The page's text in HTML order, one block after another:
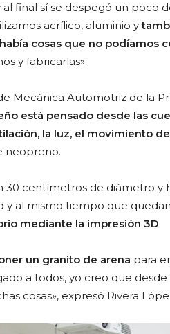
final sí se despegó un poco
acrílico, aluminio y
cosas que no podíamos
y fabricarlas».
Mecánica Automotriz de la
está pensado desde las
la luz, el movimiento
neopreno.
30 centímetros de diámetro y
y al mismo tiempo que
mediante la impresión 3D.
un granito de arena para
a todos, yo creo que
cosas», expresó Rivera